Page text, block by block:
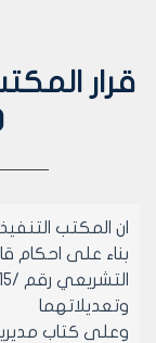
قرار
ان المكتب
بناء على احكام
وتعديلاتهما